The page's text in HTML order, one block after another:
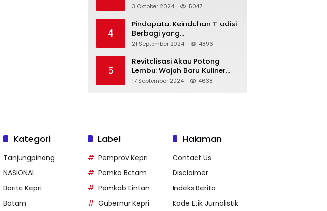
dalam Menyentuh Hati dan
3 Oktober 2024 5047
4
Pindapata: Keindahan Tradisi
Berbagi yang
Menghubungkan Umat dalam
Kebersamaan dalam Agama
Buddha
21 September 2024 4896
5
Revitalisasi Akau Potong
Lembu: Wajah Baru Kuliner
Legendaris Tanjungpinang
17 September 2024 4638
Kategori
Tanjungpinang
NASIONAL
Berita Kepri
Batam
Label
Pemprov Kepri
Pemko Batam
Pemkab Bintan
Gubernur Kepri
Halaman
Contact Us
Disclaimer
Indeks Berita
Kode Etik Jurnalistik